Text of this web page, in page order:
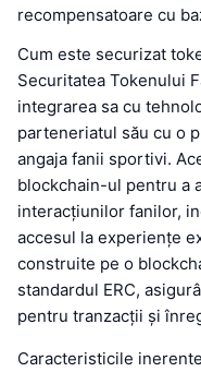
recompensatoare cu
Cum este securizat
Securitatea Tokenului
integrarea sa cu
parteneriatul său cu o
angaja fanii sportivi.
blockchain-ul pentru a
interacțiunilor fanilor,
accesul la experiențe
construite pe o
standardul ERC,
pentru tranzacții și
Caracteristicile